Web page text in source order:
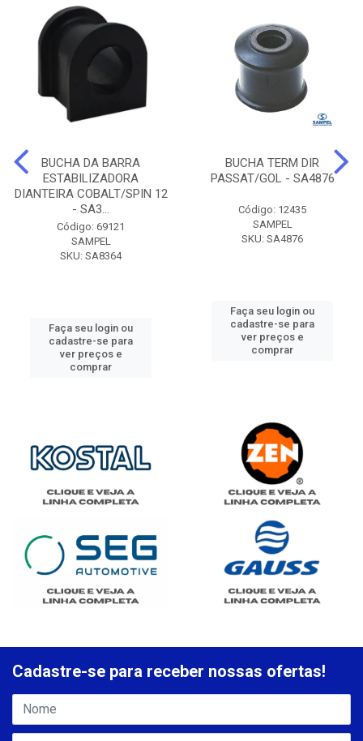
BUCHA DA BARRA
ESTABILIZADORA
DIANTEIRA COBALT/SPIN 12
- SA3...
Código: 69121
SAMPEL
SKU: SA8364
Faça seu login ou
cadastre-se para
ver preços e
comprar
BUCHA TERM DIR
PASSAT/GOL - SA4876
Código: 12435
SAMPEL
SKU: SA4876
Faça seu login ou
cadastre-se para
ver preços e
comprar
Cadastre-se para receber nossas ofertas!